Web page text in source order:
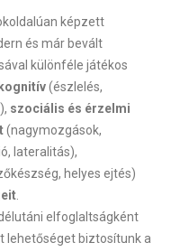
képzett
és már bevált
különféle játékos
kognitív(észlelés,
szociális és érzelmi
(nagymozgások,
lateralitás),
helyes ejtés)
.
elfoglaltságként
lehetőséget biztosítunk a